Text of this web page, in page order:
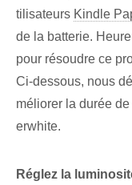
tilisateurs Kindle
de la batterie.
pour résoudre ce⁣
Ci-dessous, nous
méliorer la durée
erwhite.
Réglez la